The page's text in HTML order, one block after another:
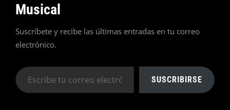
Musical
Suscríbete y recibe las últimas entradas en tu correo
electrónico.
Escribe
tu
SUSCRIBIRSE